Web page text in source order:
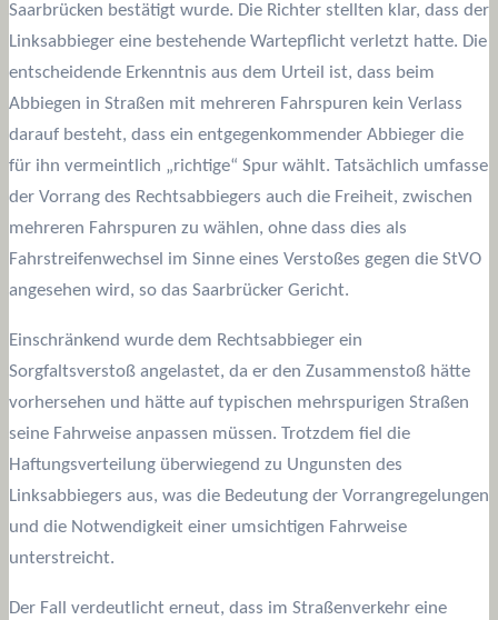
Saarbrücken bestätigt wurde. Die Richter stellten klar, dass der
Linksabbieger eine bestehende Wartepflicht verletzt hatte. Die
entscheidende Erkenntnis aus dem Urteil ist, dass beim
Abbiegen in Straßen mit mehreren Fahrspuren kein Verlass
darauf besteht, dass ein entgegenkommender Abbieger die
für ihn vermeintlich „richtige“ Spur wählt. Tatsächlich umfasse
der Vorrang des Rechtsabbiegers auch die Freiheit, zwischen
mehreren Fahrspuren zu wählen, ohne dass dies als
Fahrstreifenwechsel im Sinne eines Verstoßes gegen die StVO
angesehen wird, so das Saarbrücker Gericht.
Einschränkend wurde dem Rechtsabbieger ein
Sorgfaltsverstoß angelastet, da er den Zusammenstoß hätte
vorhersehen und hätte auf typischen mehrspurigen Straßen
seine Fahrweise anpassen müssen. Trotzdem fiel die
Haftungsverteilung überwiegend zu Ungunsten des
Linksabbiegers aus, was die Bedeutung der Vorrangregelungen
und die Notwendigkeit einer umsichtigen Fahrweise
unterstreicht.
Der Fall verdeutlicht erneut, dass im Straßenverkehr eine